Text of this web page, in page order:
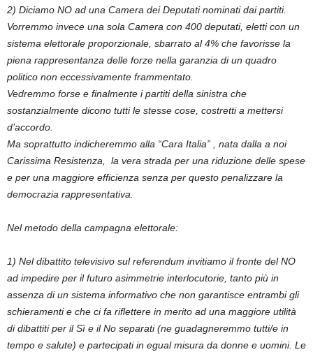
2) Diciamo NO ad una Camera dei Deputati nominati dai partiti.
Vorremmo invece una sola Camera con 400 deputati, eletti con un
sistema elettorale proporzionale, sbarrato al 4% che favorisse la
piena rappresentanza delle forze nella garanzia di un quadro
politico non eccessivamente frammentato.
Vedremmo forse e finalmente i partiti della sinistra che
sostanzialmente dicono tutti le stesse cose, costretti a mettersi
d’accordo.
Ma soprattutto indicheremmo alla “Cara Italia” , nata dalla a noi
Carissima Resistenza, la vera strada per una riduzione delle spese
e per una maggiore efficienza senza per questo penalizzare la
democrazia rappresentativa.
Nel metodo della campagna elettorale:
1) Nel dibattito televisivo sul referendum invitiamo il fronte del NO
ad impedire per il futuro asimmetrie interlocutorie, tanto più in
assenza di un sistema informativo che non garantisce entrambi gli
schieramenti e che ci fa riflettere in merito ad una maggiore utilità
di dibattiti per il Sì e il No separati (ne guadagneremmo tutti/e in
tempo e salute) e partecipati in egual misura da donne e uomini. Le